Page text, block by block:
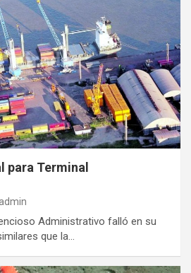
para Terminal
admin
Administrativo falló en su
que la…